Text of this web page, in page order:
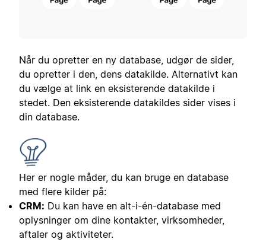
Når du opretter en ny database, udgør de sider,
du opretter i den, dens datakilde. Alternativt kan
du vælge at link en eksisterende datakilde i
stedet. Den eksisterende datakildes sider vises i
din database.
Her er nogle måder, du kan bruge en database
med flere kilder på:
CRM: Du kan have en alt-i-én-database med
oplysninger om dine kontakter, virksomheder,
aftaler og aktiviteter.